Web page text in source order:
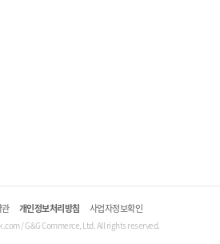
개인정보처리방침 사업자정보확인
/ G&G Commerce, Ltd. All rights reserved.